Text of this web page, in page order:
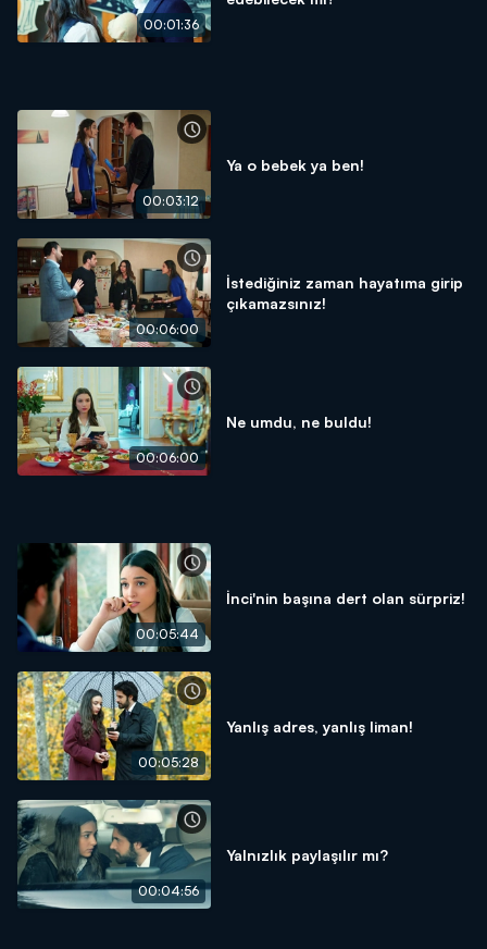
00:01:36
00:03:12
Ya o bebek ya ben!
00:06:00
İstediğiniz zaman hayatıma girip
çıkamazsınız!
00:06:00
Ne umdu, ne buldu!
00:05:44
İnci'nin başına dert olan sürpriz!
00:05:28
Yanlış adres, yanlış liman!
00:04:56
Yalnızlık paylaşılır mı?